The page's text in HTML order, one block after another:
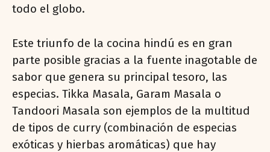
todo el globo.
Este triunfo de la cocina hindú es en gran
parte posible gracias a la fuente inagotable de
sabor que genera su principal tesoro, las
especias. Tikka Masala, Garam Masala o
Tandoori Masala son ejemplos de la multitud
de tipos de curry (combinación de especias
exóticas y hierbas aromáticas) que hay